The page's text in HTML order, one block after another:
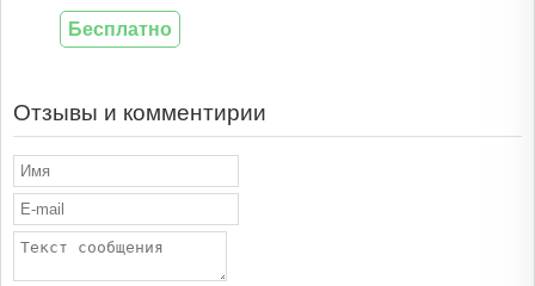
Бесплатно
Отзывы и комментирии